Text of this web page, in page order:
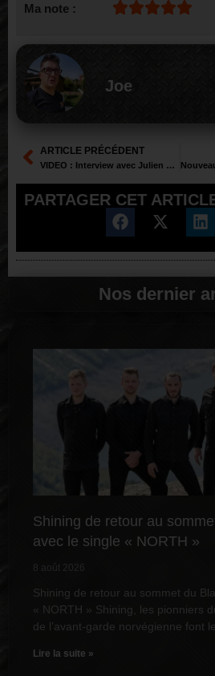
Ma note :
Joe
ARTICLE PRÉCÉDENT
VIDEO : Interview avec Julien Truchan de BENIGHTED pour le nouvel album
PARTAGER CET
Nos dernier
Shining de retour au
avec le single « NORTH »
8 août 2026
Shining de retour au sommet du
« NORTH » Shining, les pionniers
de l’avant-garde norvégienne font
Lire la suite »